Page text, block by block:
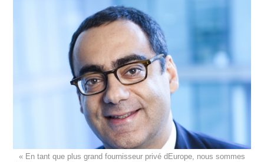
« En tant que plus grand fournisseur privé dEurope, nous sommes